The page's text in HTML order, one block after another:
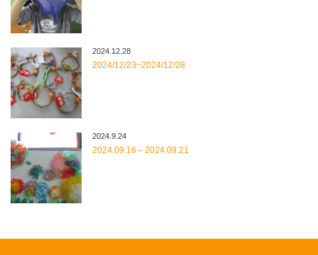
2024.12.28
2024/12/23~2024/12/28
2024.9.24
2024.09.16～2024.09.21